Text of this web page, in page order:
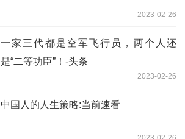
2023-02-26
一家三代都是空军飞行员，两个人还
是“二等功臣”！-头条
2023-02-26
中国人的人生策略:当前速看